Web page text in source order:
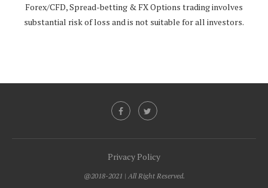
Forex/CFD, Spread-betting & FX Options trading involves
substantial risk of loss and is not suitable for all investors.
Privacy Policy
@2018-2021 | All Right Reserved.